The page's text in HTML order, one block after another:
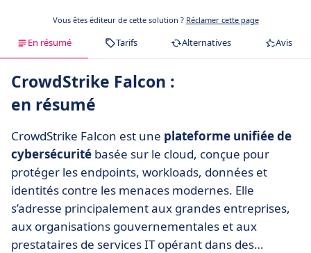
Vous êtes éditeur de cette solution ? Réclamer cette page
En résumé Tarifs Alternatives Avis
CrowdStrike Falcon :
en résumé
CrowdStrike Falcon est une plateforme unifiée de
cybersécurité basée sur le cloud, conçue pour
protéger les endpoints, workloads, données et
identités contre les menaces modernes. Elle
s’adresse principalement aux grandes entreprises,
aux organisations gouvernementales et aux
prestataires de services IT opérant dans des